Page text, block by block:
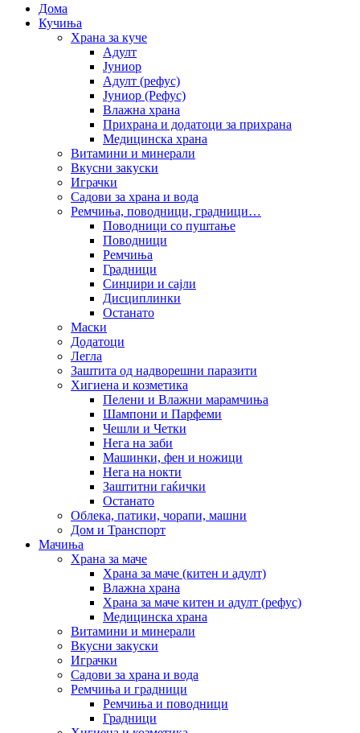
Дома
Кучиња
Храна за куче
Адулт
Јуниор
Адулт (рефус)
Јуниор (Рефус)
Влажна храна
Прихрана и додатоци за прихрана
Медицинска храна
Витамини и минерали
Вкусни закуски
Играчки
Садови за храна и вода
Ремчиња, поводници, градници…
Поводници со пуштање
Поводници
Ремчиња
Градници
Синџири и сајли
Дисциплинки
Останато
Маски
Додатоци
Легла
Заштита од надворешни паразити
Хигиена и козметика
Пелени и Влажни марамчиња
Шампони и Парфеми
Чешли и Четки
Нега на заби
Машинки, фен и ножици
Нега на нокти
Заштитни гаќички
Останато
Облека, патики, чорапи, машни
Дом и Транспорт
Мачиња
Храна за маче
Храна за маче (китен и адулт)
Влажна храна
Храна за маче китен и адулт (рефус)
Медицинска храна
Витамини и минерали
Вкусни закуски
Играчки
Садови за храна и вода
Ремчиња и градници
Ремчиња и поводници
Градници